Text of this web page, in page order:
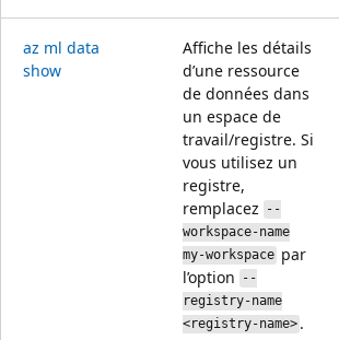
az ml data
show
Affiche les détails
d’une ressource
de données dans
un espace de
travail/registre. Si
vous utilisez un
registre,
remplacez
--
workspace-name
my-workspace par
l’option
--
registry-name
<registry-name> .